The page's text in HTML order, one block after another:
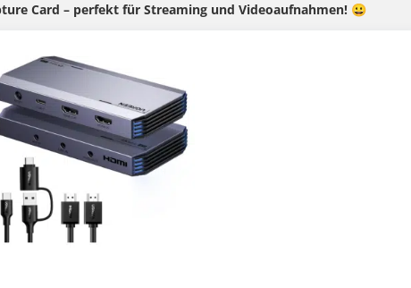
Card – perfekt für Streaming und Videoaufnahmen! 😀